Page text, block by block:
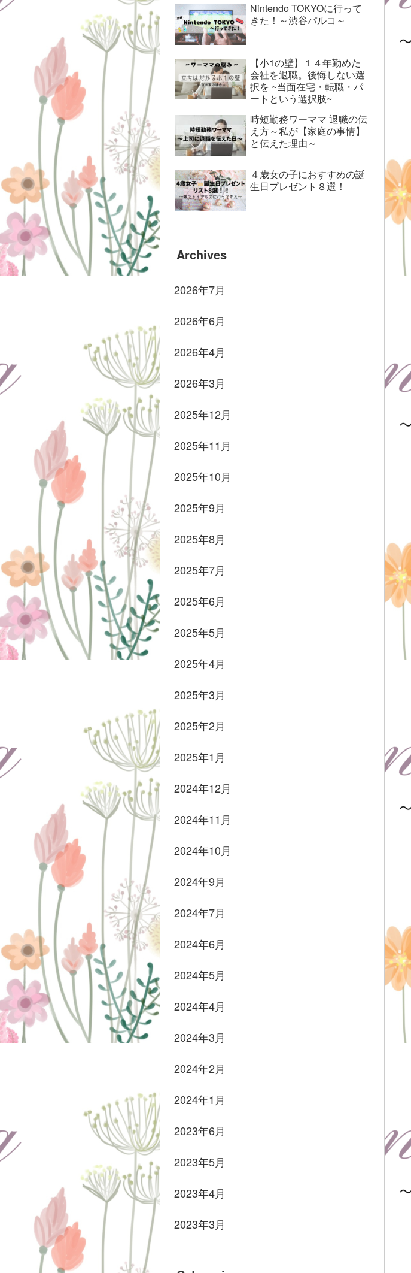
Nintendo TOKYOに行って
きた！～渋谷パルコ～
【小1の壁】１４年勤めた
会社を退職。後悔しない選
択を ~当面在宅・転職・パ
ートという選択肢~
時短勤務ワーママ 退職の伝
え方～私が【家庭の事情】
と伝えた理由～
４歳女の子におすすめの誕
生日プレゼント８選！
Archives
2026年7月
2026年6月
2026年4月
2026年3月
2025年12月
2025年11月
2025年10月
2025年9月
2025年8月
2025年7月
2025年6月
2025年5月
2025年4月
2025年3月
2025年2月
2025年1月
2024年12月
2024年11月
2024年10月
2024年9月
2024年7月
2024年6月
2024年5月
2024年4月
2024年3月
2024年2月
2024年1月
2023年6月
2023年5月
2023年4月
2023年3月